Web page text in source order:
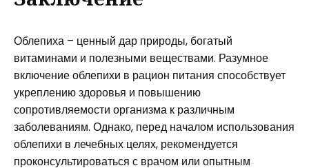
Облепиха – ценный дар природы, богатый
витаминами и полезными веществами. Разумное
включение облепихи в рацион питания способствует
укреплению здоровья и повышению
сопротивляемости организма к различным
заболеваниям. Однако, перед началом использования
облепихи в лечебных целях, рекомендуется
проконсультироваться с врачом или опытным